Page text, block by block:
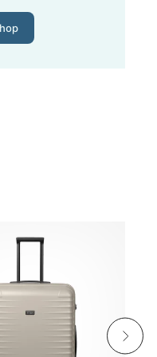
Marken sind
Delsey,
kommt bei 4
Wer auf den
Preis, nicht